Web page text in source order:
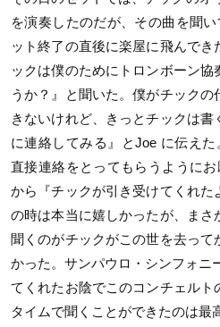
を演奏したのだが、その曲を聞
ット終了の直後に楽屋に飛んで
ックは僕のためにトロンボーン
うか？』と聞いた。僕がチック
きないけれど、きっとチックは
に連絡してみる』とJoe に伝え
直接連絡をとってもらうように
から『チックが引き受けてくれた
の時は本当に嬉しかったが、まさ
聞くのがチックがこの世を去っ
かった。サンパウロ・シンフォニ
てくれたお陰でこのコンチェル
タイムで聞くことができたのは最